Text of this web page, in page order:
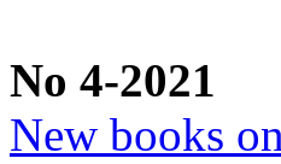
No 4-2021
New books